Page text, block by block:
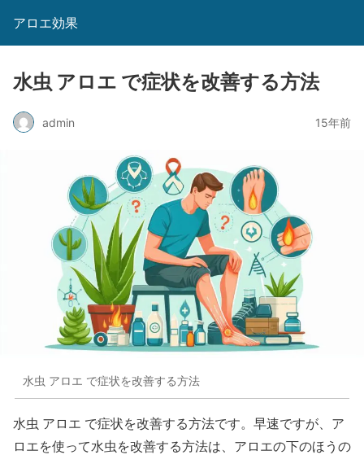
アロエ効果
水虫 アロエ で症状を改善する方法
admin 15年前
水虫 アロエ で症状を改善する方法
水虫 アロエ で症状を改善する方法です。早速ですが、ア
ロエを使って水虫を改善する方法は、アロエの下のほうの